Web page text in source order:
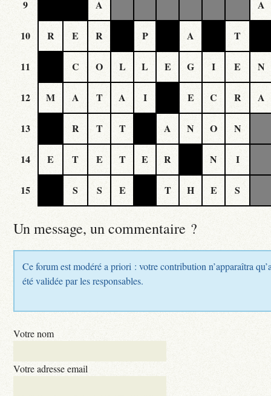
9 A A
10 R E R P A T
11 C O L L E G I E N
12 M A T A I E C R A
13 R T T A N O N
14 E T E T E R N I
15 S S E T H E S
Un message, un commentaire ?
Ce forum est modéré a priori : votre contribution n’apparaîtra
été validée par les responsables.
Votre nom
Votre adresse email